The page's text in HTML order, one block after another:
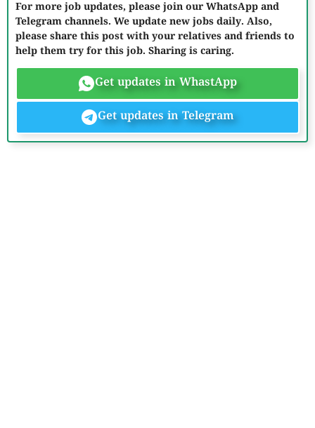
For more job updates, please join our WhatsApp and
Telegram channels. We update new jobs daily. Also,
please share this post with your relatives and friends to
help them try for this job. Sharing is caring.
Get updates in WhastApp
Get updates in Telegram